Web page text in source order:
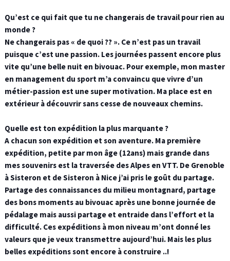
Qu’est ce qui fait que tu ne changerais de travail pour rien au
monde ?
Ne changerais pas « de quoi ?? ». Ce n’est pas un travail
puisque c’est une passion. Les journées passent encore plus
vite qu’une belle nuit en bivouac. Pour exemple, mon master
en management du sport m’a convaincu que vivre d’un
métier-passion est une super motivation. Ma place est en
extérieur à découvrir sans cesse de nouveaux chemins.
Quelle est ton expédition la plus marquante ?
A chacun son expédition et son aventure. Ma première
expédition, petite par mon âge (12ans) mais grande dans
mes souvenirs est la traversée des Alpes en VTT. De Grenoble
à Sisteron et de Sisteron à Nice j’ai pris le goût du partage.
Partage des connaissances du milieu montagnard, partage
des bons moments au bivouac après une bonne journée de
pédalage mais aussi partage et entraide dans l’effort et la
difficulté. Ces expéditions à mon niveau m’ont donné les
valeurs que je veux transmettre aujourd’hui. Mais les plus
belles expéditions sont encore à construire ..!